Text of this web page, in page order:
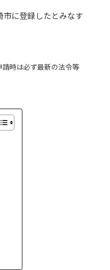
市に登録したとみなす
時は必ず最新の法令等